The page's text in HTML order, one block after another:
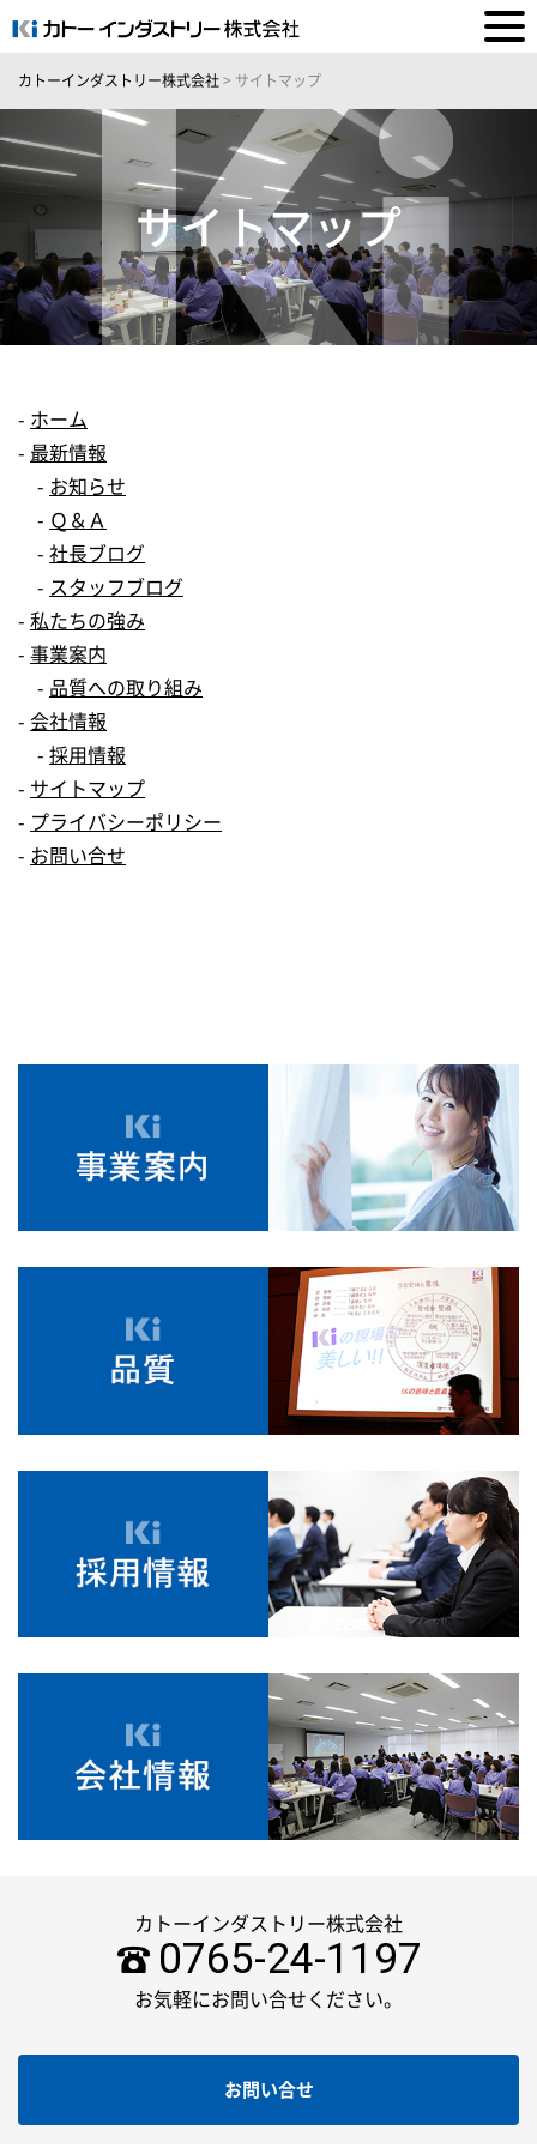
カトーインダストリー株式会社 > サイトマップ
サイトマップ
ホーム
最新情報
お知らせ
Ｑ＆Ａ
社長ブログ
スタッフブログ
私たちの強み
事業案内
品質への取り組み
会社情報
採用情報
サイトマップ
プライバシーポリシー
お問い合せ
カトーインダストリー株式会社
0765-24-1197
お気軽にお問い合せください。
お問い合せ